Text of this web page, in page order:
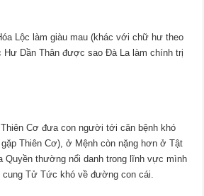
Lộc làm giàu mau (khác với chữ hư theo
Hư Dần Thân được sao Đà La làm chính trị
Cơ đưa con người tới căn bệnh khó
Thiên Cơ), ở Mệnh còn nặng hơn ở Tật
Quyền thường nổi danh trong lĩnh vực mình
Tử Tức khó về đường con cái.